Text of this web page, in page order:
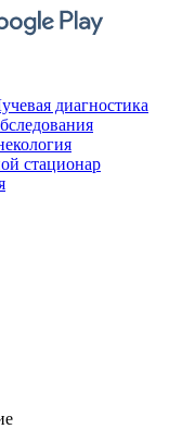
диагностика
стационар